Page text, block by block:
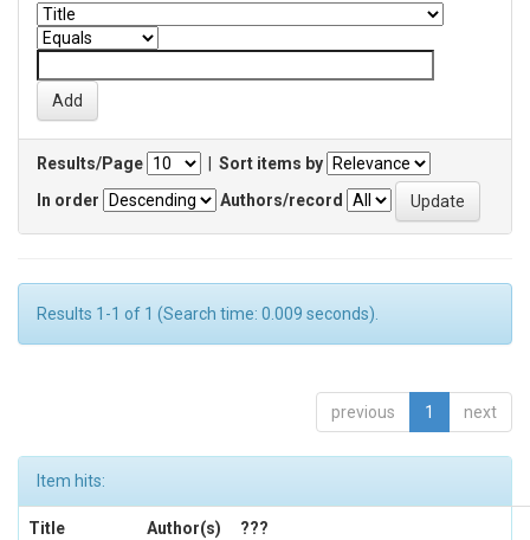
Results/Page
Sort items by
In order
Authors/record
Results 1-1 of 1 (Search time: 0.009 seconds).
previous 1 next
Item hits:
Title Author(s)
???